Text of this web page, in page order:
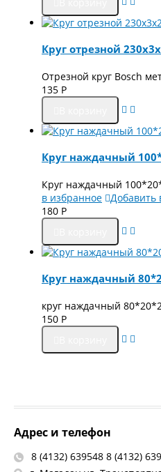
Круг отрезной
Отрезной круг Bosch
135 Р
Круг наждачный
Круг наждачный
в избранное
Добавить
180 Р
Круг наждачный
круг наждачный
150 Р
Адрес и телефон
8 (4132) 639548 8 (4132)